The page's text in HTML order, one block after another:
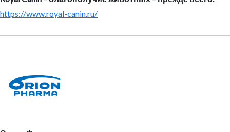
https://www.royal-canin.ru/